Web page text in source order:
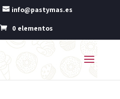
info@pastymas.es
0 elementos